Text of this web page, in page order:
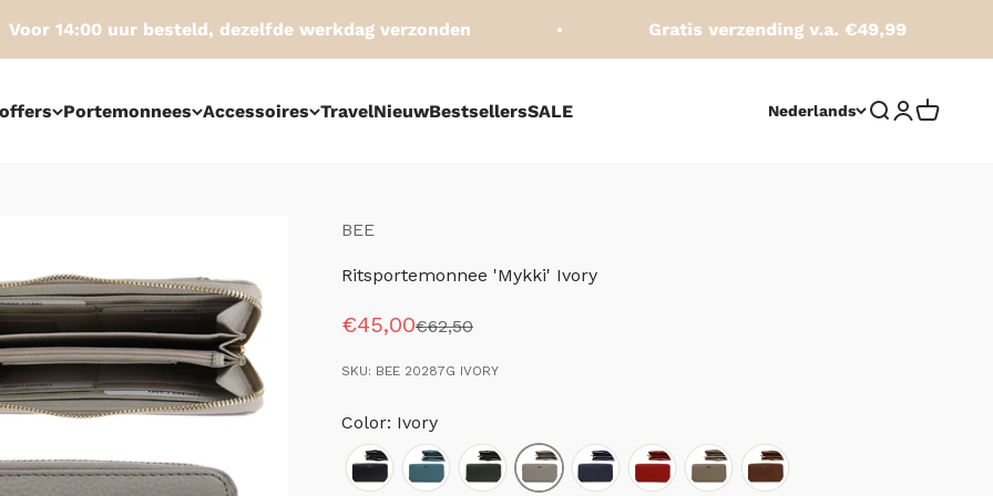
14:00 uur besteld, dezelfde werkdag verzonden Gratis verzending v.a. €49,99
Portemonnees Accessoires TravelNieuwBestsellersSALE Nederlands Zoeken
BEE
Ritsportemonnee 'Mykki' Ivory
Aanbiedingsprijs
€45,00Normale prijs
€62,50
SKU: BEE 20287G IVORY
Color: Ivory